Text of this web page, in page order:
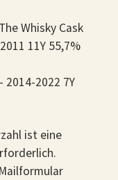
Whisky Cask
11Y 55,7%
2014-2022 7Y
ist eine